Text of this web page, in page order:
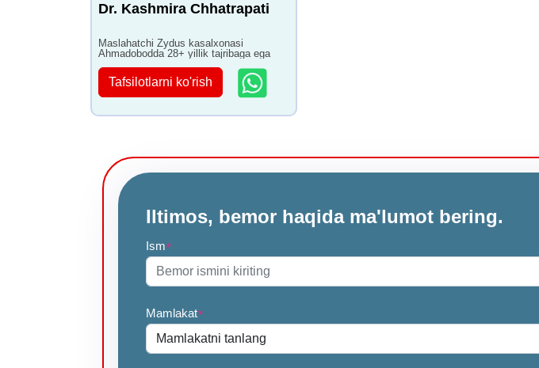
Dr. Kashmira Chhatrapati
Maslahatchi Zydus kasalxonasi
Ahmadobodda 28+ yillik tajribaga ega
Tafsilotlarni ko'rish
Iltimos, bemor haqida ma'lumot bering.
Ism*
Mamlakat*